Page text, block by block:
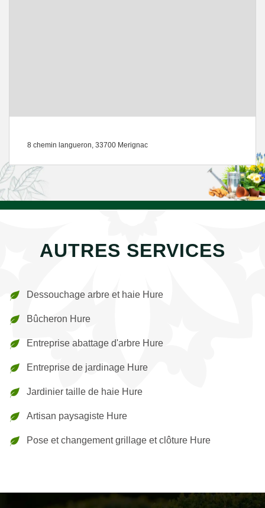
8 chemin langueron, 33700 Merignac
AUTRES SERVICES
Dessouchage arbre et haie Hure
Bûcheron Hure
Entreprise abattage d'arbre Hure
Entreprise de jardinage Hure
Jardinier taille de haie Hure
Artisan paysagiste Hure
Pose et changement grillage et clôture Hure